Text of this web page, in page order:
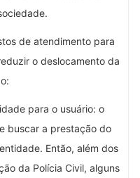
de atendimento para
o deslocamento da
para o usuário: o
buscar a prestação do
Então, além dos
da Polícia Civil, alguns